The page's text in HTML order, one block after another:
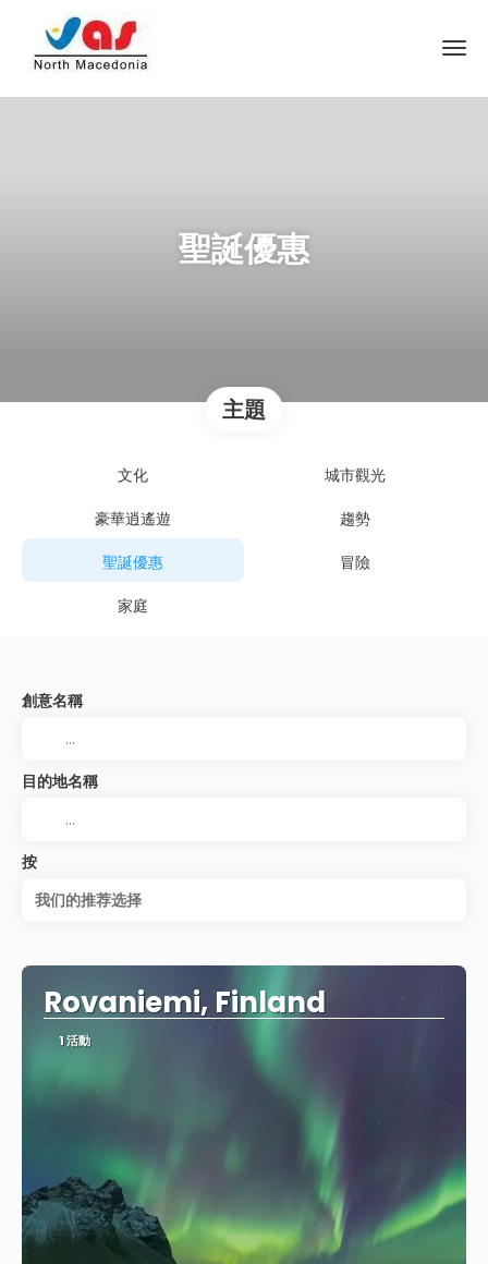
聖誕優惠
主題
文化
城市觀光
豪華逍遙遊
趨勢
聖誕優惠
冒險
家庭
創意名稱
目的地名稱
按
我们的推荐选择
Rovaniemi, Finland
1 活動